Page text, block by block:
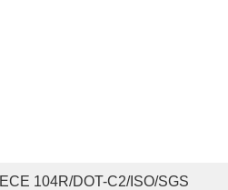
ECE 104R/DOT-C2/ISO/SGS